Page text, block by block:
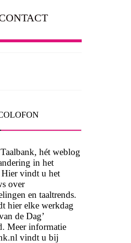
hét weblog
in het
Hier vindt u het
over
en taaltrends.
hier elke werkdag
de Dag’
Meer informatie
vindt u bij